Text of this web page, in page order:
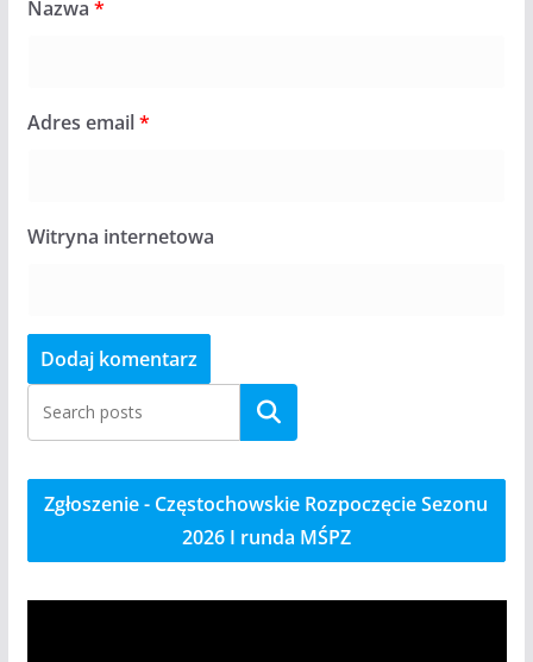
Nazwa *
Adres email*
Witryna internetowa
Szukaj
Zgłoszenie - Częstochowskie Rozpoczęcie Sezonu
2026 I runda MŚPZ